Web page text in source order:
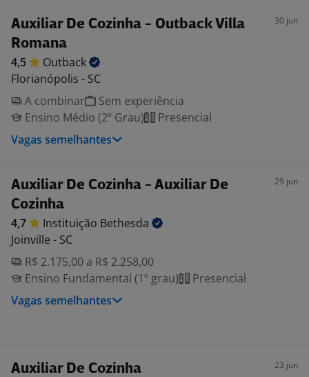
Auxiliar De Cozinha - Outback Villa
Romana
30 jun
4,5
Outback
Florianópolis - SC
A combinar
Sem experiência
Ensino Médio (2º Grau)
Presencial
Vagas semelhantes
Auxiliar De Cozinha - Auxiliar De
Cozinha
29 jun
4,7 Instituição Bethesda
Joinville - SC
R$ 2.175,00 a R$ 2.258,00
Ensino Fundamental (1º grau)
Presencial
Vagas semelhantes
Auxiliar De Cozinha 23 jun